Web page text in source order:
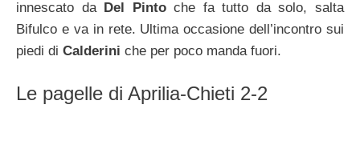
innescato da Del Pintoche fa tutto da solo, salta
Bifulco e va in rete. Ultima occasione dell’incontro sui
piedi di Calderini che per poco manda fuori.
Le pagelle di Aprilia-Chieti 2-2